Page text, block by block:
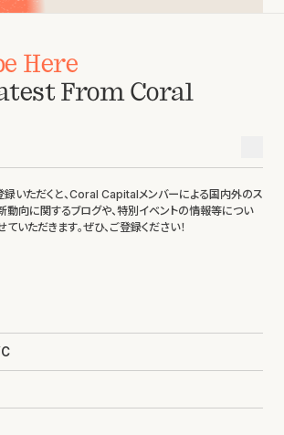
Here
From Coral
録いただくと、Coral Capitalメンバーによる国内外のス
動向に関するブログや、特別イベントの情報等につい
いただきます。ぜひ、ご登録ください！